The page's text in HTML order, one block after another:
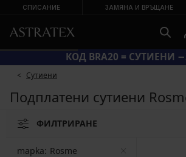
СПИСАНИЕ ЗАМЯНА И ВРЪЩАНЕ
КОД BRA20 = СУТИЕНИ
Сутиени
Подплатени сутиени
ФИЛТРИРАНЕ
mapka: Rosme